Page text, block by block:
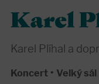
Karel
Karel Plíhal a
Koncert • Velký sál